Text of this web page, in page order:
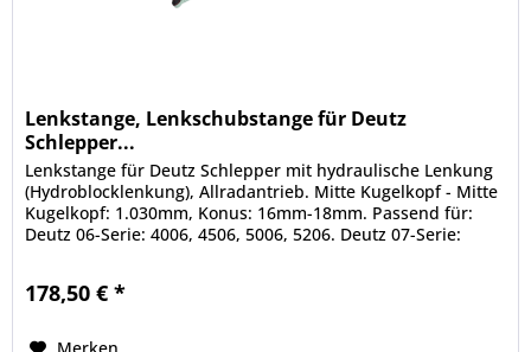
Lenkstange, Lenkschubstange für Deutz
Schlepper...
Lenkstange für Deutz Schlepper mit hydraulische Lenkung
(Hydroblocklenkung), Allradantrieb. Mitte Kugelkopf - Mitte
Kugelkopf: 1.030mm, Konus: 16mm-18mm. Passend für:
Deutz 06-Serie: 4006, 4506, 5006, 5206. Deutz 07-Serie:
178,50 € *